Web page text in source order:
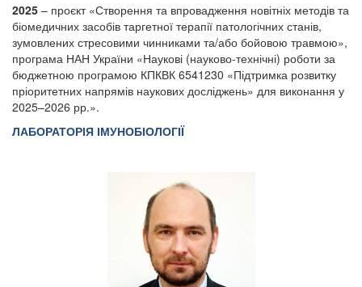
2025 – проєкт «Створення та впровадження новітніх методів та
біомедичних засобів таргетної терапії патологічних станів,
зумовлених стресовими чинниками та/або бойовою травмою»,
програма НАН України «Наукові (науково-технічні) роботи за
бюджетною програмою КПКВК 6541230 «Підтримка розвитку
пріоритетних напрямів наукових досліджень» для виконання у
2025–2026 рр.».
ЛАБОРАТОРІЯ ІМУНОБІОЛОГІЇ